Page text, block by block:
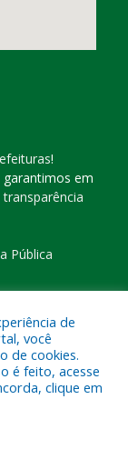
!
em
transparência
Pública
de Eldorado
de
você
de cookies.
é feito, acesse
clique em